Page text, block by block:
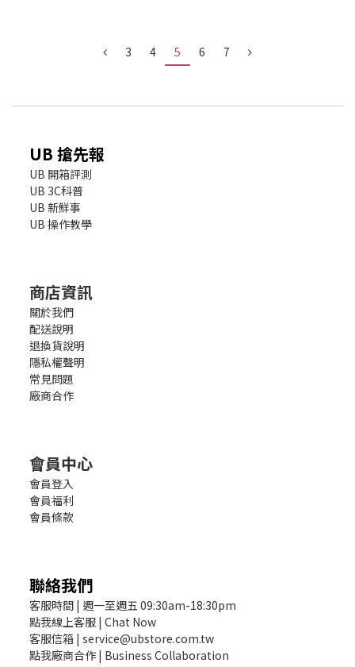
3 4 5 6 7
UB 搶先報
UB 開箱評測
UB 3C科普
UB 新鮮事
UB 操作教學
商店資訊
關於我們
配送說明
退換貨說明
隱私權聲明
常見問題
廠商合作
會員中心
會員登入
會員福利
會員條款
聯絡我們
客服時間 | 週一至週五 09:30am-18:30pm
點我線上客服 | Chat Now
客服信箱 | service@ubstore.com.tw
點我廠商合作 | Business Collaboration